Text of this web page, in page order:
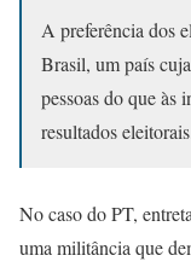
A preferência dos
Brasil, um país
pessoas do que às
resultados
No caso do PT,
uma militância que